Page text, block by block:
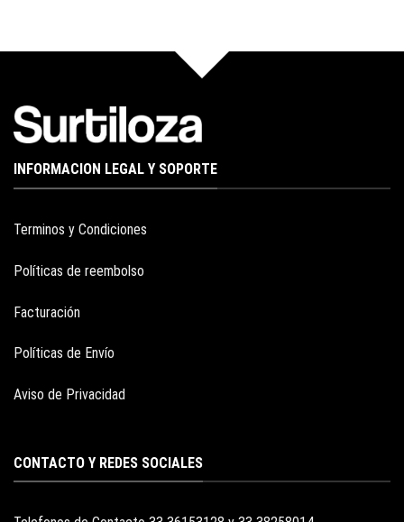
INFORMACION LEGAL Y SOPORTE
Terminos y Condiciones
Políticas de reembolso
Facturación
Políticas de Envío
Aviso de Privacidad
CONTACTO Y REDES SOCIALES